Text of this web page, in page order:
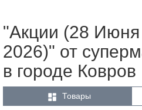
"Акции (28
2026)" от
в городе Ковров
 Товары